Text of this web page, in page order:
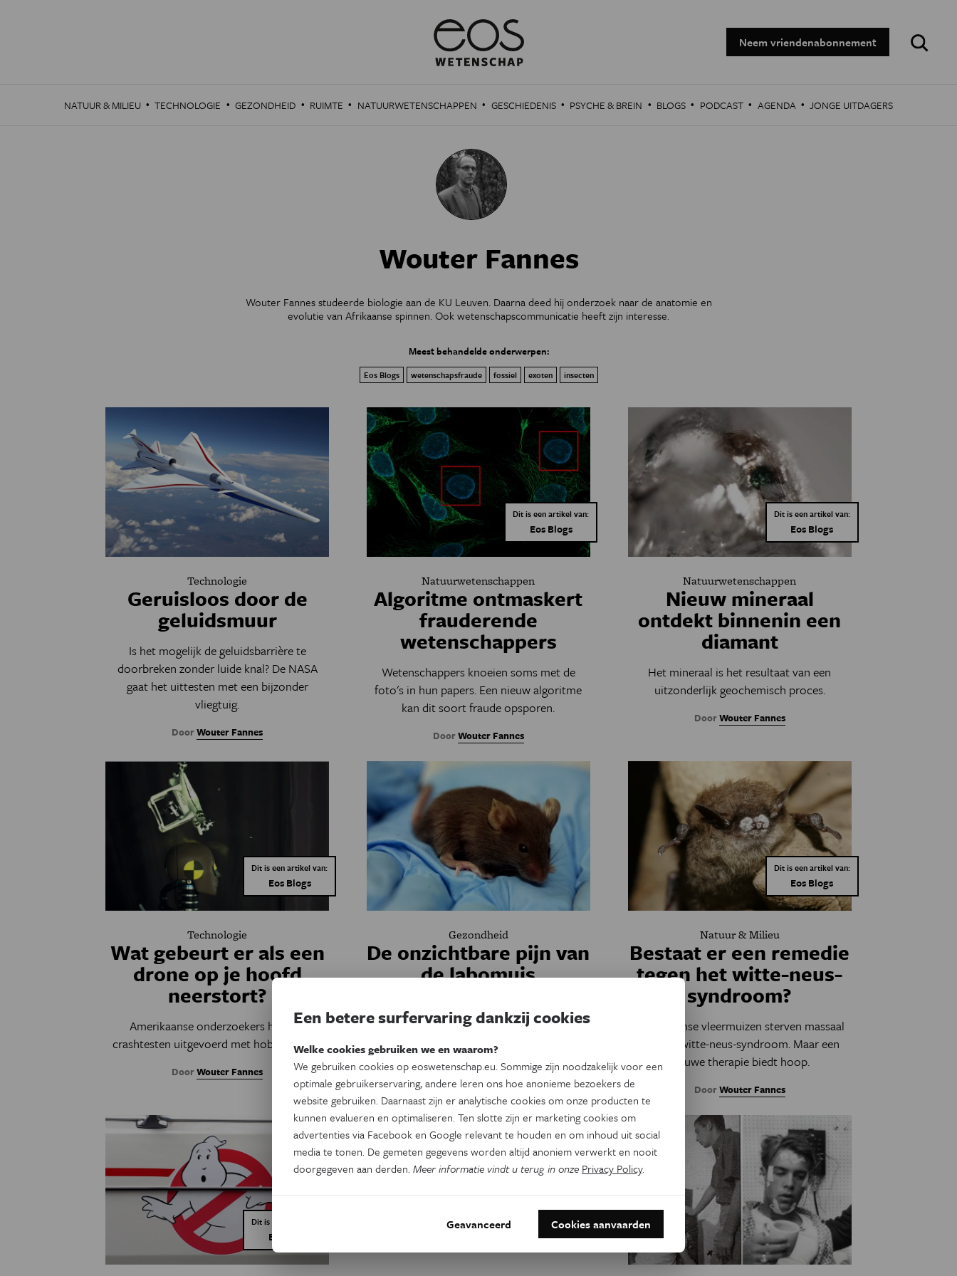
Neem vriendenabonnement
Zoeken:
NATUUR & MILIEU · TECHNOLOGIE · GEZONDHEID · RUIMTE · NATUURWETENSCHAPPEN · GESCHIEDENIS · PSYCHE & BREIN · BLOGS · PODCAST · AGENDA · JONGE UITDAGERS
Wouter Fannes
Wouter Fannes studeerde biologie aan de KU Leuven. Daarna deed hij onderzoek naar de anatomie en
evolutie van Afrikaanse spinnen. Ook wetenschapscommunicatie heeft zijn interesse.
Meest behandelde onderwerpen:
Eos Blogs wetenschapsfraude fossiel exoten insecten
Technologie
Geruisloos door de
geluidsmuur
Is het mogelijk de geluidsbarrière te
doorbreken zonder luide knal? De NASA
gaat het uittesten met een bijzonder
vliegtuig.
DoorWouter Fannes
Dit is een artikel van:
Eos Blogs
Natuurwetenschappen
Algoritme ontmaskert
frauderende
wetenschappers
Wetenschappers knoeien soms met de
foto's in hun papers. Een nieuw algoritme
kan dit soort fraude opsporen.
DoorWouter Fannes
Dit is een artikel van:
Eos Blogs
Natuurwetenschappen
Nieuw mineraal
ontdekt binnenin een
diamant
Het mineraal is het resultaat van een
uitzonderlijk geochemisch proces.
DoorWouter Fannes
Dit is een artikel van:
Eos Blogs
Technologie
Wat gebeurt er als een
drone op je hoofd
neerstort?
Amerikaanse onderzoekers hebben
crashtesten uitgevoerd met hobbydrones.
DoorWouter Fannes
Gezondheid
De onzichtbare pijn van
de labomuis
niet opgemerkt, omdat ze te snel gaan voor
DoorWouter Fannes
Dit is een artikel van:
Eos Blogs
Natuur & Milieu
Bestaat er een remedie
tegen het witte-neus-
syndroom?
Amerikaanse vleermuizen sterven massaal
aan het witte-neus-syndroom. Maar een
nieuwe therapie biedt hoop.
DoorWouter Fannes
Dit is een artikel van:
Eos Blogs
Een betere surfervaring dankzij cookies
Welke cookies gebruiken we en waarom?
We gebruiken cookies op eoswetenschap.eu. Sommige zijn noodzakelijk voor een
optimale gebruikerservaring, andere leren ons hoe anonieme bezoekers de
website gebruiken. Daarnaast zijn er analytische cookies om onze producten te
kunnen evalueren en optimaliseren. Ten slotte zijn er marketing cookies om
advertenties via Facebook en Google relevant te houden en om inhoud uit social
media te tonen. De gemeten gegevens worden altijd anoniem verwerkt en nooit
doorgegeven aan derden.Meer informatie vindt u terug in onze Privacy Policy.
Geavanceerd Cookies aanvaarden